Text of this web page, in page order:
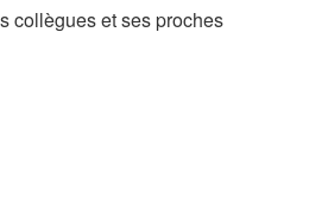
collègues et ses proches